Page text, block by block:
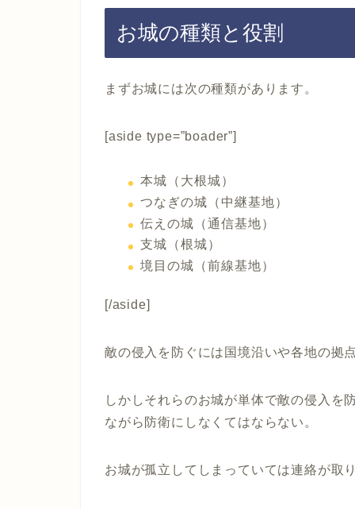
お城の種類と役割
まずお城には次の種類があります。
[aside type=”boader”]
本城（大根城）
つなぎの城（中継基地）
伝えの城（通信基地）
支城（根城）
境目の城（前線基地）
[/aside]
敵の侵入を防ぐには国境沿いや各地の拠
しかしそれらのお城が単体で敵の侵入を
ながら防衛にしなくてはならない。
お城が孤立してしまっていては連絡が取